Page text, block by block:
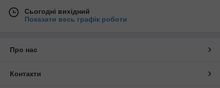
Сьогодні вихідний
Показати весь графік роботи
Про нас
Контакти